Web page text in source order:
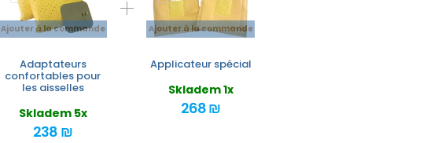
Ajouter à la commande
Adaptateurs
confortables pour
les aisselles
Skladem 5x
238 ₪
Ajouter à la commande
Applicateur spécial
Skladem 1x
268 ₪